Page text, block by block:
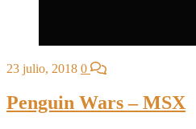
23 julio, 2018 0
Penguin Wars – MSX